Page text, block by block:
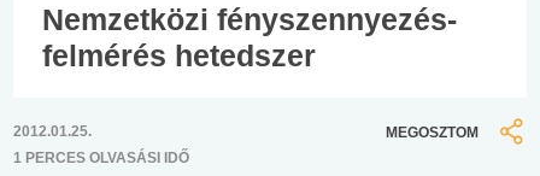
Nemzetközi fényszennyezés-
felmérés hetedszer
2012.01.25.
1 PERCES OLVASÁSI IDŐ
MEGOSZTOM